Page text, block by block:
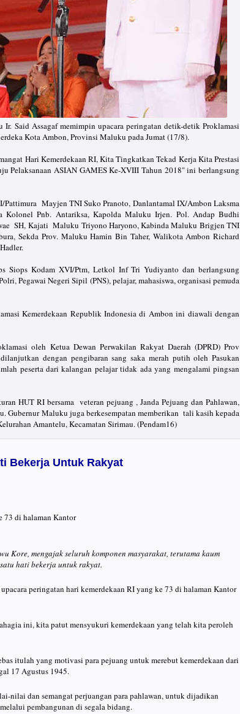
Said Assagaf memimpin upacara peringatan detik-detik Proklamasi
Kota Ambon, Provinsi Maluku pada Jumat (17/8).
Hari Kemerdekaan RI, Kita Tingkatkan Tekad Kerja Kita Prestasi
Pelaksanaan ASIAN GAMES Ke-XVIII Tahun 2018" ini berlangsung
Pattimura Mayjen TNI Suko Pranoto, Danlantamal IX/Ambon Laksma
Kolonel Pnb. Antariksa, Kapolda Maluku Irjen. Pol. Andap Budhi
SH, Kajati Maluku Triyono Haryono, Kabinda Maluku Brigjen TNI
Sekda Prov. Maluku Hamin Bin Taher, Walikota Ambon Richard
Siops Kodam XVI/Ptm, Letkol Inf Tri Yudiyanto dan berlangsung
Pegawai Negeri Sipil (PNS), pelajar, mahasiswa, organisasi pemuda
Kemerdekaan Republik Indonesia di Ambon ini diawali dengan
oleh Ketua Dewan Perwakilan Rakyat Daerah (DPRD) Prov
dengan pengibaran sang saka merah putih oleh Pasukan
peserta dari kalangan pelajar tidak ada yang mengalami pingsan
HUT RI bersama veteran pejuang , Janda Pejuang dan Pahlawan,
Gubernur Maluku juga berkesempatan memberikan tali kasih kepada
Amantelu, Kecamatan Sirimau. (Pendam16)
Bekerja Untuk Rakyat
73 di halaman Kantor
Kore, mengajak seluruh komponen masyarakat, terutama kaum
hati bekerja untuk rakyat.
peringatan hari kemerdekaan RI yang ke 73 di halaman Kantor
ini, kita patut mensyukuri kemerdekaan yang telah kita peroleh
itulah yang motivasi para pejuang untuk merebut kemerdekaan dari
17 Agustus 1945.
nilai dan semangat perjuangan para pahlawan, untuk dijadikan
pembangunan di segala bidang.